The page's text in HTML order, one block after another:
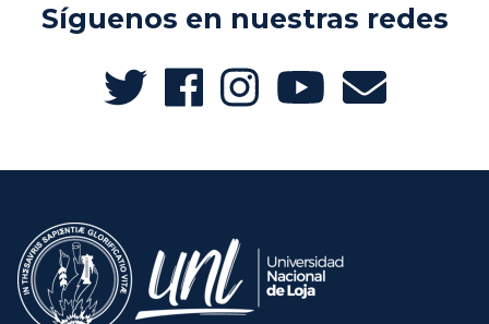
Síguenos en nuestras redes